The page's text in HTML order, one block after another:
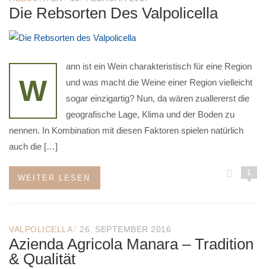
Die Rebsorten Des Valpolicella
W
ann ist ein Wein charakteristisch für eine Region
und was macht die Weine einer Region vielleicht
sogar einzigartig? Nun, da wären zuallererst die
geografische Lage, Klima und der Boden zu
nennen. In Kombination mit diesen Faktoren spielen natürlich
auch die […]
WEITER LESEN
1
VALPOLICELLA/ 26. SEPTEMBER 2016
Azienda Agricola Manara – Tradition
& Qualität